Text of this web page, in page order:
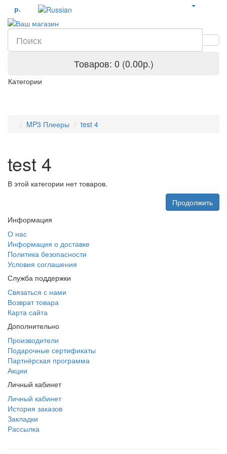
р.
Товаров: 0 (0.00р.)
Категории
MP3 Плееры test 4
test 4
В этой категории нет товаров.
Продолжить
Информация
О нас
Информация о доставке
Политика безопасности
Условия соглашения
Служба поддержки
Связаться с нами
Возврат товара
Карта сайта
Дополнительно
Производители
Подарочные сертификаты
Партнёрская программа
Акции
Личный кабинет
Личный кабинет
История заказов
Закладки
Рассылка